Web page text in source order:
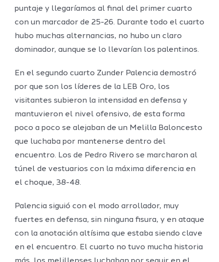
puntaje y llegaríamos al final del primer cuarto
con un marcador de 25-26. Durante todo el cuarto
hubo muchas alternancias, no hubo un claro
dominador, aunque se lo llevarían los palentinos.
En el segundo cuarto Zunder Palencia demostró
por que son los líderes de la LEB Oro, los
visitantes subieron la intensidad en defensa y
mantuvieron el nivel ofensivo, de esta forma
poco a poco se alejaban de un Melilla Baloncesto
que luchaba por mantenerse dentro del
encuentro. Los de Pedro Rivero se marcharon al
túnel de vestuarios con la máxima diferencia en
el choque, 38-48.
Palencia siguió con el modo arrollador, muy
fuertes en defensa, sin ninguna fisura, y en ataque
con la anotación altísima que estaba siendo clave
en el encuentro. El cuarto no tuvo mucha historia